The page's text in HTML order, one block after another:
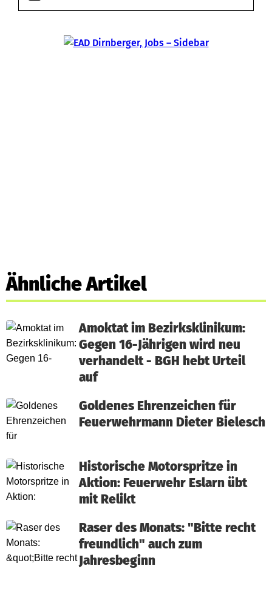
Ähnliche Artikel
Amoktat im Bezirksklinikum:
Gegen 16-Jährigen wird neu
verhandelt - BGH hebt Urteil
auf
Goldenes Ehrenzeichen für
Feuerwehrmann Dieter Bielesch
Historische Motorspritze in
Aktion: Feuerwehr Eslarn übt
mit Relikt
Raser des Monats: "Bitte recht
freundlich" auch zum
Jahresbeginn